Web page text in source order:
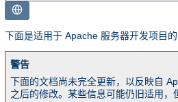
下面是适用于 Apache 服务器开发项目的
警告
下面的文档尚未完全更新，以反映自
之后的修改。某些信息可能仍旧适用，